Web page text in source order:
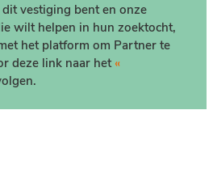
vestiging bent en onze
wilt helpen in hun zoektocht,
het platform om Partner te
deze link naar het «